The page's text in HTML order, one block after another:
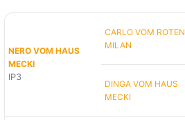
NERO VOM HAUS
MECKI
IP3
CARLO VOM ROTEN
MILAN
DINGA VOM HAUS
MECKI